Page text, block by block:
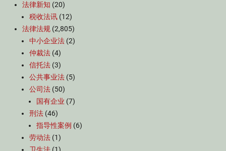
法律新知 (20)
税收法讯 (12)
法律法规 (2,805)
中小企业法 (2)
仲裁法 (4)
信托法 (3)
公共事业法 (5)
公司法 (50)
国有企业 (7)
刑法 (46)
指导性案例 (6)
劳动法 (1)